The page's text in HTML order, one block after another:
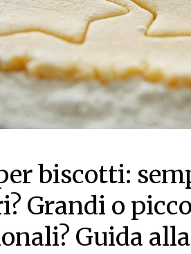
unici
Ingrediente
biscotti:
Grandi o
Guida